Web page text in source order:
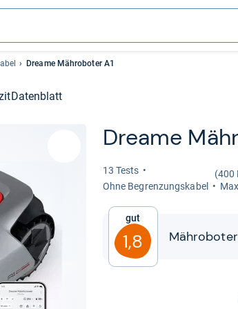
Dreame Mähroboter A1
Datenblatt
Dreame
13 Tests
(400
Ohne Begren­zungs­ka­bel
Gut
1,8